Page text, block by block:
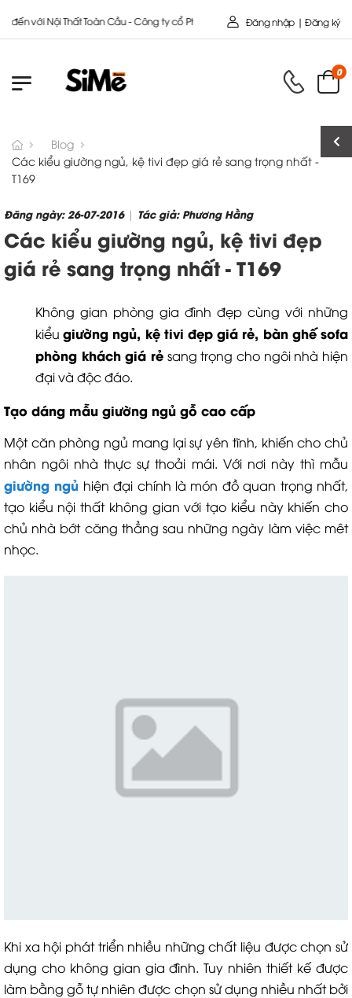
Nội Thất Toàn Cầu - Công ty cổ Phần SIMEHOME Đăng nhập | Đăng ký
0
Blog
Các kiểu giường ngủ, kệ tivi đẹp giá rẻ sang trọng nhất -
T169
Đăng ngày: 26-07-2016| Tác giả: Phương Hằng
Các kiểu giường ngủ, kệ tivi đẹp
giá rẻ sang trọng nhất - T169
Không gian phòng gia đình đẹp cùng với những
kiểugiường ngủ, kệ tivi đẹp giá rẻ, bàn ghế sofa
phòng khách giá rẻ sang trọng cho ngôi nhà hiện
đại và độc đáo.
Tạo dáng mẫu giường ngủ gỗ cao cấp
Một căn phòng ngủ mang lại sự yên tĩnh, khiến cho chủ
nhân ngôi nhà thực sự thoải mái. Với nơi này thì mẫu
giường ngủ hiện đại chính là món đồ quan trọng nhất,
tạo kiểu nội thất không gian với tạo kiểu này khiến cho
chủ nhà bớt căng thẳng sau những ngày làm việc mêt
nhọc.
Khi xa hội phát triển nhiều những chất liệu được chọn sử
dụng cho không gian gia đình. Tuy nhiên thiết kế được
làm bằng gỗ tự nhiên được chọn sử dụng nhiều nhất bởi